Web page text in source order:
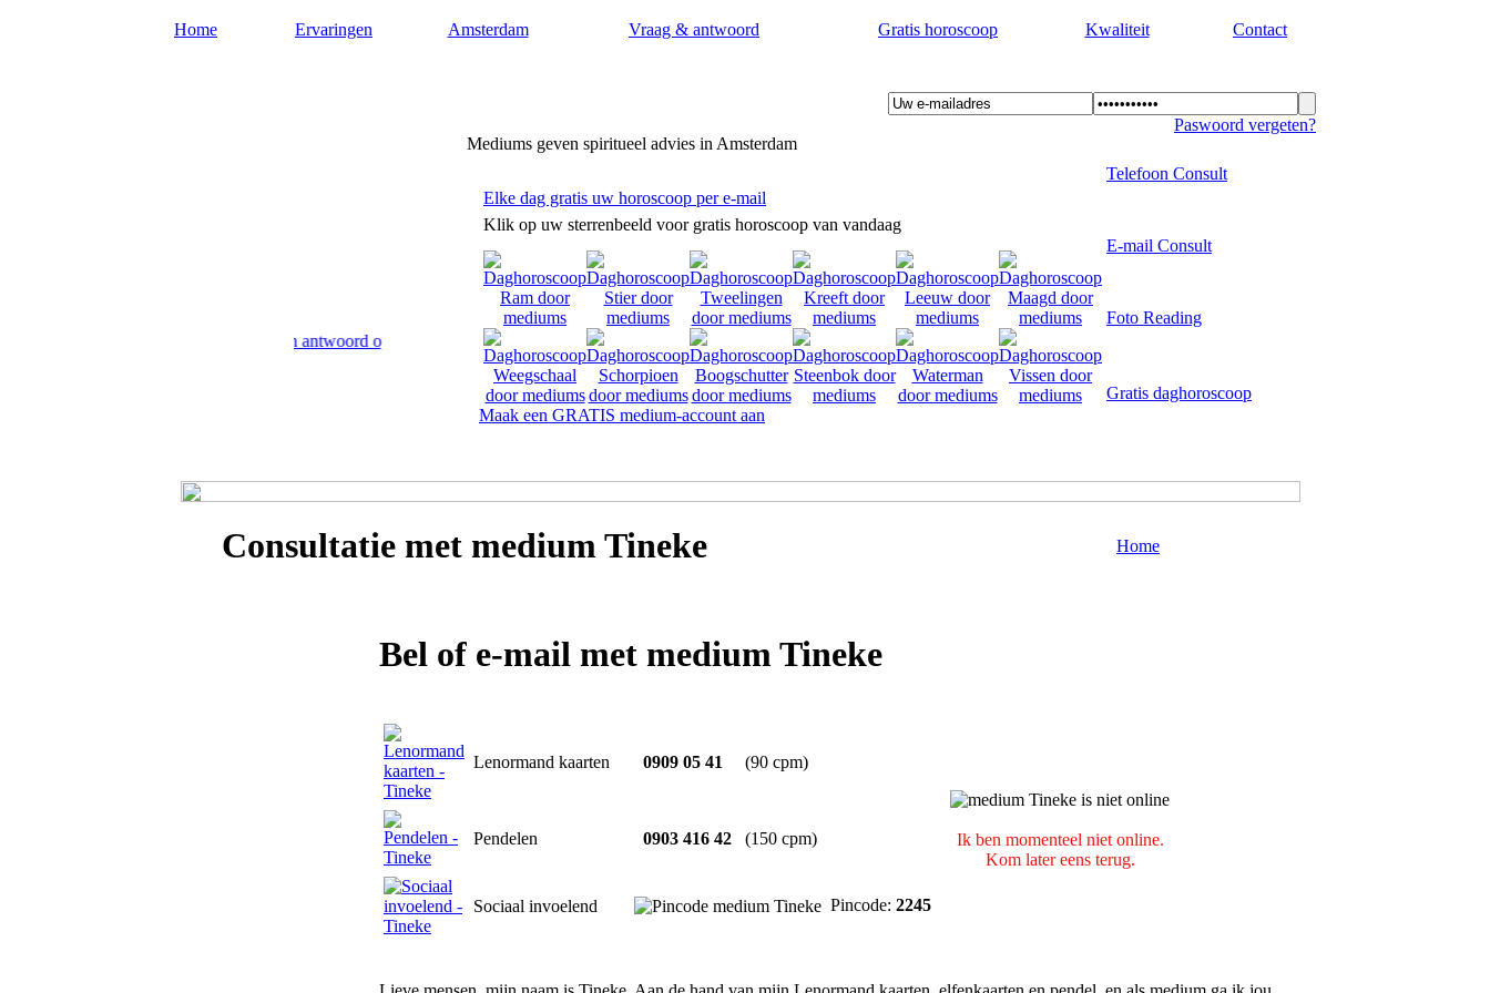
Home Ervaringen Amsterdam Vraag & antwoord Gratis horoscoop Kwaliteit Contact
Mediums geven spiritueel advies in Amsterdam
Paswoord vergeten?
geven paranormaal advies en antwoord op uw levensvragen.
Elke dag gratis uw horoscoop per e-mail
Klik op uw sterrenbeeld voor gratis horoscoop van vandaag
Maak een GRATIS medium-account aan
Telefoon Consult
E-mail Consult
Foto Reading
Gratis daghoroscoop
Consultatie met medium Tineke Home
Bel of e-mail met medium Tineke
Lenormand kaarten 0909 05 41 (90 cpm)
Ik ben momenteel niet online.
Kom later eens terug.
Pendelen 0903 416 42 (150 cpm)
Sociaal invoelend Pincode: 2245